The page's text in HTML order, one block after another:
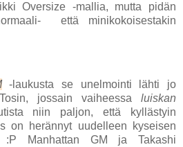
Oversize -mallia, mutta pidän
että minikokoisestakin
-laukusta se unelmointi lähti jo
jossain vaiheessa luiskan
niin paljon, että kyllästyin
on herännyt uudelleen kyseisen
:P Manhattan GM ja Takashi